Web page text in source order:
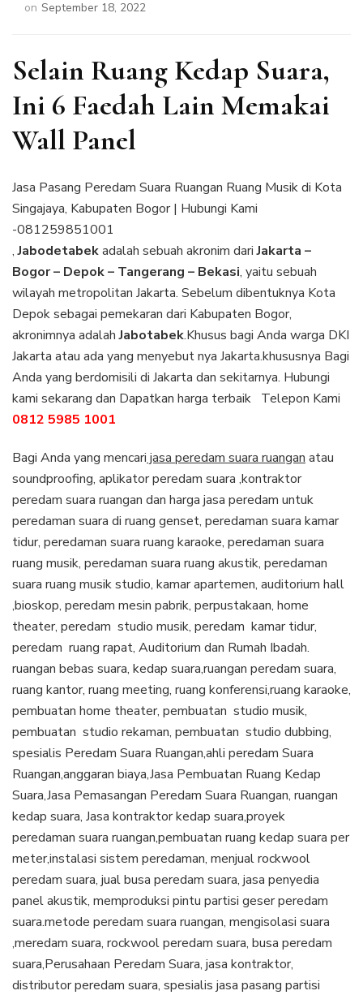
on September 18, 2022
Selain Ruang Kedap Suara,
Ini 6 Faedah Lain Memakai
Wall Panel
Jasa Pasang Peredam Suara Ruangan Ruang Musik di Kota
Singajaya, Kabupaten Bogor | Hubungi Kami
-081259851001
,Jabodetabekadalah sebuah akronim dariJakarta –
Bogor – Depok – Tangerang – Bekasi, yaitu sebuah
wilayah metropolitan Jakarta. Sebelum dibentuknya Kota
Depok sebagai pemekaran dari Kabupaten Bogor,
akronimnya adalahJabotabek.Khusus bagi Anda warga DKI
Jakarta atau ada yang menyebut nya Jakarta.khususnya Bagi
Anda yang berdomisili di Jakarta dan sekitarnya. Hubungi
kami sekarang dan Dapatkan harga terbaik Telepon Kami
0812 5985 1001
Bagi Anda yang mencari jasa peredam suara ruangan atau
soundproofing, aplikator peredam suara ,kontraktor
peredam suara ruangan dan harga jasa peredam untuk
peredaman suara di ruang genset, peredaman suara kamar
tidur, peredaman suara ruang karaoke, peredaman suara
ruang musik, peredaman suara ruang akustik, peredaman
suara ruang musik studio, kamar apartemen, auditorium hall
,bioskop, peredam mesin pabrik, perpustakaan, home
theater, peredam studio musik, peredam kamar tidur,
peredam ruang rapat, Auditorium dan Rumah Ibadah.
ruangan bebas suara, kedap suara,ruangan peredam suara,
ruang kantor, ruang meeting, ruang konferensi,ruang karaoke,
pembuatan home theater, pembuatan studio musik,
pembuatan studio rekaman, pembuatan studio dubbing,
spesialis Peredam Suara Ruangan,ahli peredam Suara
Ruangan,anggaran biaya,Jasa Pembuatan Ruang Kedap
Suara,Jasa Pemasangan Peredam Suara Ruangan, ruangan
kedap suara, Jasa kontraktor kedap suara,proyek
peredaman suara ruangan,pembuatan ruang kedap suara per
meter,instalasi sistem peredaman, menjual rockwool
peredam suara, jual busa peredam suara, jasa penyedia
panel akustik, memproduksi pintu partisi geser peredam
suara.metode peredam suara ruangan, mengisolasi suara
,meredam suara, rockwool peredam suara, busa peredam
suara,Perusahaan Peredam Suara, jasa kontraktor,
distributor peredam suara, spesialis jasa pasang partisi